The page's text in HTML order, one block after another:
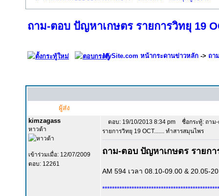
ถาม-ตอบ ปัญหาเกษตร รายการวิทยุ 19
MySite.com หน้ากระดานข่าวหลัก -> ถา
ผู้ส่ง
kimzagass
หาวด้า
เข้าร่วมเมื่อ: 12/07/2009
ตอบ: 12261
ตอบ: 19/10/2013 8:34 pm
ชื่อกระทู้: ถาม
รายการวิทยุ 19 OCT....... ทำสารสมุนไพร
ถาม-ตอบ ปัญหาเกษตร รายกา
AM 594 เวลา 08.10-09.00 & 20.05-